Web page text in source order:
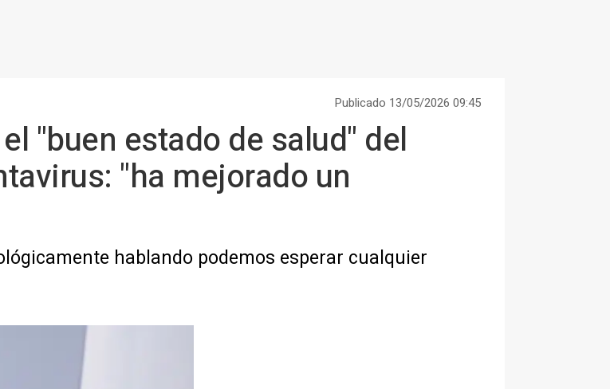
Publicado 13/05/2026 09:45
"buen estado de salud" del
"ha mejorado un
hablando podemos esperar cualquier